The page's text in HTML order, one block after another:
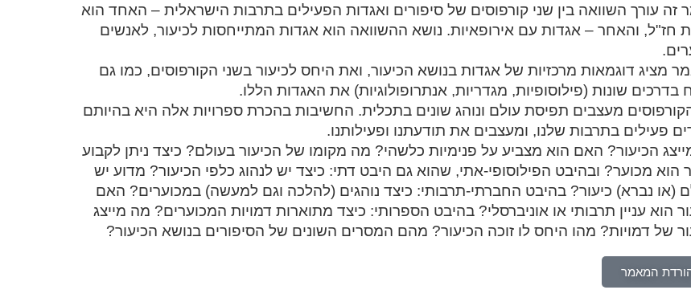
זה עורך השוואה בין שני קורפוסים של סיפורים ואגדות הפעילים בתרבות הישראלית – האחד הוא
חז"ל, והאחר – אגדות עם אירופאיות. נושא ההשוואה הוא אגדות המתייחסות לכיעור, לאנשים
מציג דוגמאות מרכזיות של אגדות בנושא הכיעור, ואת היחס לכיעור בשני הקורפוסים, כמו גם
בדרכים שונות (פילוסופיות, מגדריות, אנתרופולוגיות) את האגדות הללו.
מעצבים תפיסת עולם ונוהג שונים בתכלית. החשיבות בהכרת ספרויות אלה היא בהיותם
פעילים בתרבות שלנו, ומעצבים את תודעתנו ופעילותנו.
הכיעור? האם הוא מצביע על פנימיות כלשהי? מה מקומו של הכיעור בעולם? כיצד ניתן לקבוע
הוא מכוער? ובהיבט הפילוסופי-אתי, שהוא גם היבט דתי: כיצד יש לנהוג כלפי הכיעור? מדוע יש
(או נברא) כיעור? בהיבט החברתי-תרבותי: כיצד נוהגים (להלכה וגם למעשה) במכוערים? האם
הוא עניין תרבותי או אוניברסלי? בהיבט הספרותי: כיצד מתוארות דמויות המכוערים? מה מייצג
של דמויות? מהו היחס לו זוכה הכיעור? מהם המסרים השונים של הסיפורים בנושא הכיעור?
המאמר